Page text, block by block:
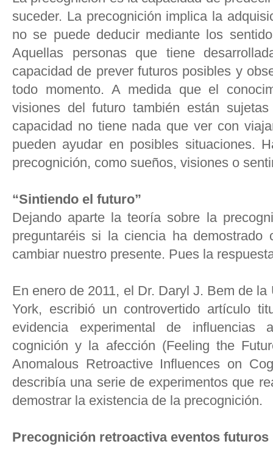
suceder. La precognición implica la
no se puede deducir mediante los
Aquellas personas que tiene
capacidad de prever futuros posibles y
todo momento. A medida que el
visiones del futuro también están
capacidad no tiene nada que ver con
pueden ayudar en posibles situaciones.
precognición, como sueños, visiones o
“Sintiendo el futuro”
Dejando aparte la teoría sobre la
preguntaréis si la ciencia ha demostrado
cambiar nuestro presente. Pues la
En enero de 2011, el Dr. Daryl J. Bem de
York, escribió un controvertido artículo
evidencia experimental de influencias
cognición y la afección (Feeling the
Anomalous Retroactive Influences on
describía una serie de experimentos que
demostrar la existencia de la precognición.
Precognición retroactiva eventos futuros